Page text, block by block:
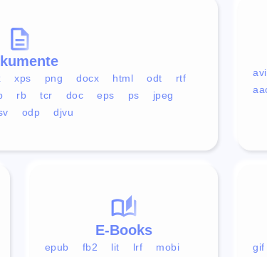
xps png docx html odt
rtf
rb tcr doc eps ps
jpeg
odp djvu
avi
gif
E-Books
epub fb2 lit lrf
mobi